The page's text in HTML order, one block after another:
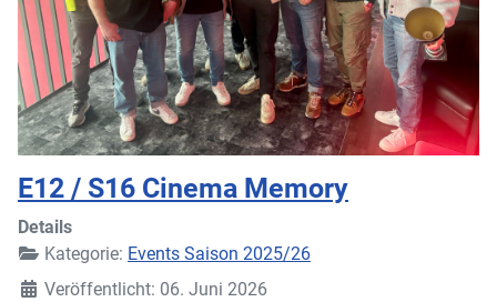
E12 / S16 Cinema Memory
Details
Kategorie: Events Saison 2025/26
Veröffentlicht: 06. Juni 2026